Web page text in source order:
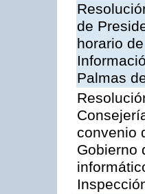
de
horario
Palmas
convenio
Gobierno